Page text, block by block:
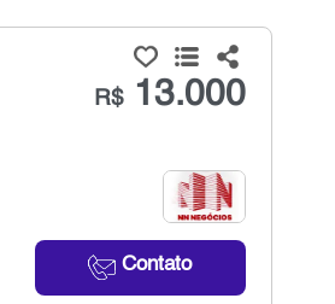
R$13.000
Contato